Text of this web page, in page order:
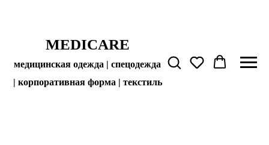
MEDICARE
медицинская одежда | спецодежда
| корпоративная форма | текстиль